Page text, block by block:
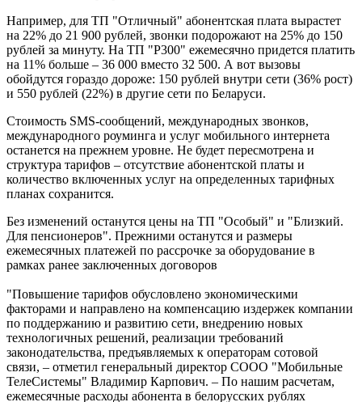
Например, для ТП "Отличный" абонентская плата вырастет
на 22% до 21 900 рублей, звонки подорожают на 25% до 150
рублей за минуту. На ТП "Р300" ежемесячно придется платить
на 11% больше – 36 000 вместо 32 500. А вот вызовы
обойдутся гораздо дороже: 150 рублей внутри сети (36% рост)
и 550 рублей (22%) в другие сети по Беларуси.
Стоимость SMS-сообщений, международных звонков,
международного роуминга и услуг мобильного интернета
останется на прежнем уровне. Не будет пересмотрена и
структура тарифов – отсутствие абонентской платы и
количество включенных услуг на определенных тарифных
планах сохранится.
Без изменений останутся цены на ТП "Особый" и "Близкий.
Для пенсионеров". Прежними останутся и размеры
ежемесячных платежей по рассрочке за оборудование в
рамках ранее заключенных договоров
"Повышение тарифов обусловлено экономическими
факторами и направлено на компенсацию издержек компании
по поддержанию и развитию сети, внедрению новых
технологичных решений, реализации требований
законодательства, предъявляемых к операторам сотовой
связи, – отметил генеральный директор СООО "Мобильные
ТелеСистемы" Владимир Карпович. – По нашим расчетам,
ежемесячные расходы абонента в белорусских рублях